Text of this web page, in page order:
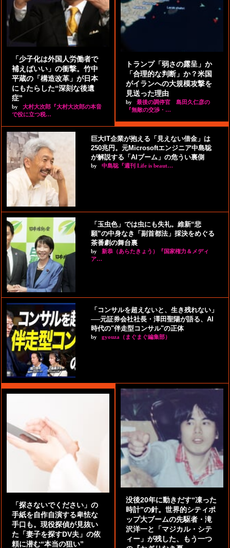
「少子化は外国人労働者で
補えばいい」の衝撃。竹中
平蔵の「構造改革」が日本
にもたらした“深刻な後遺
症”
by
大村大次郎『大村大次郎の本音
で役に立つ税…
トランプ「弱さの露呈」か
「合理的な判断」か？米国
がイランへの大規模攻撃を
見送った理由
by
最後の調停官 島田久仁彦の
『無敵の交渉・…
巨大IT企業が抱える「見えない借金」は
250兆円。元Microsoftエンジニア中島聡
が解説する「AIブーム」の危うい裏側
by 中島聡『週刊 Life is beaut…
「玉虫色」では虫にも失礼。維新“悲
願”の中身なき「副首都法」採決をめぐる
茶番劇の舞台裏
by
新恭（あらたきょう）『国家権力＆メディ
ア…
「コンサルを超えないと、生き残れない」
──元証券会社社長・澤田聖陽が語る、AI
時代の"伴走型コンサル"の正体
by gyouza（まぐまぐ編集部）
「探さないでください」の
手紙を自作自演する卑怯な
手口も。現役探偵が見抜い
た「妻子を探すDV夫」の依
頼に潜む“本当の狙い”
没後20年に動きだす“凍った
時計”の針。世界的シティポ
ップ大ブームの先駆者・滝
沢洋一と「マジカル・シテ
ィー」が残した、もう一つ